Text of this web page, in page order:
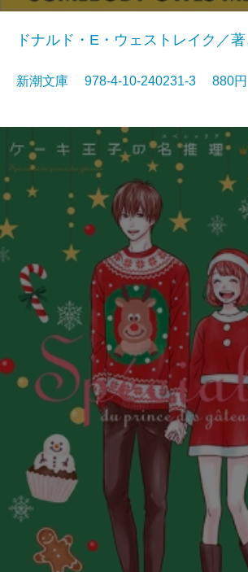
ドナルド・E・ウェストレイク／
新潮文庫 978-4-10-240231-3 880